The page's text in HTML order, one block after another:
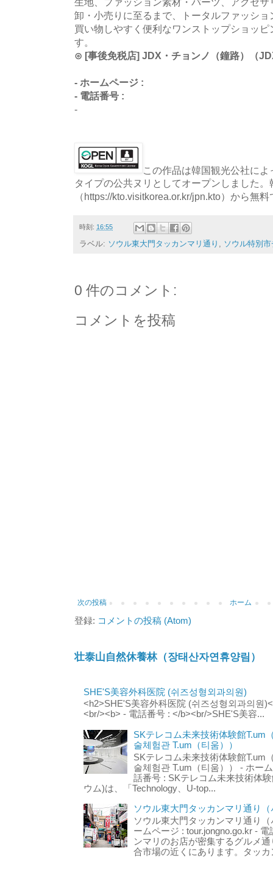
卸・小売りに至るまで、トータルファッシ
買い物しやすく便利なワンストップショッ
す。
⊙ [事後免税店] JDX・チョンノ（鐘路）（
- ホームページ :
- 電話番号 :
-
この作品は韓国観光公社に
タイプの公共ヌリとしてオープンしました。
（https://kto.visitkorea.or.kr/jpn.kto）から無
時刻: 16:55
ラベル: ソウル東大門タッカンマリ通り ソウル特別
0 件のコメント:
コメントを投稿
次の投稿 ホーム
登録: コメントの投稿 (Atom)
壮泰山自然休養林（장태산자연휴양림）
SHE'S美容外科医院 (쉬즈성형외과의원)
<h2>SHE'S美容外科医院 (쉬즈성형외과의원
<br/><b> - 電話番号 : </b><br/>SHE'S美容...
SKテレコム未来技術体験館T.um
술체험관 T.um（티움））
SKテレコム未来技術体験館T.um
술체험관 T.um（티움）） - ホー
話番号 : SKテレコム未来技術体
ウム)は、「Technology、U-top...
ソウル東大門タッカンマリ通り
ソウル東大門タッカンマリ通り
ームページ : tour.jongno.go.kr -
ンマリのお店が密集するグルメ
合市場の近くにあります。タッ